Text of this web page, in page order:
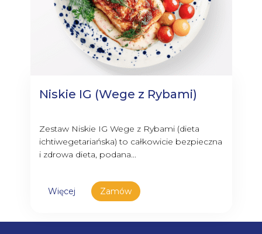
Niskie IG (Wege z Rybami)
Zestaw Niskie IG Wege z Rybami (dieta
ichtiwegetariańska) to całkowicie bezpieczna
i zdrowa dieta, podana...
Więcej Zamów